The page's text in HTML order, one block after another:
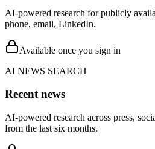
AI-powered research for publicly
phone, email, LinkedIn.
Available once you sign in
AI NEWS SEARCH
Recent news
AI-powered research across press,
from the last six months.